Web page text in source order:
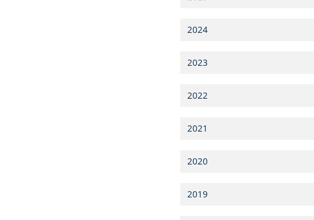
2024
2023
2022
2021
2020
2019